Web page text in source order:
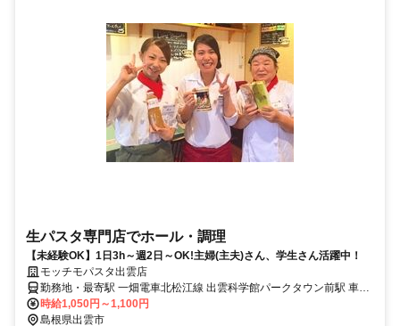
生パスタ専門店でホール・調理
【未経験OK】1日3h～週2日～OK!主婦(主夫)さん、学生さん活躍中！
モッチモパスタ出雲店
勤務地・最寄駅 一畑電車北松江線 出雲科学館パークタウン前駅 車で
5分 マイカー通勤もOKです♪
時給1,050円～1,100円
島根県出雲市